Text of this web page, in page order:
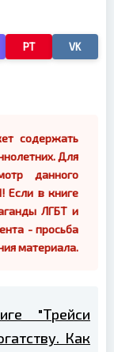
PT VK
содержать
Для
данного
Если в книге
ЛГБТ и
- просьба
материала.
"Трейси
Как